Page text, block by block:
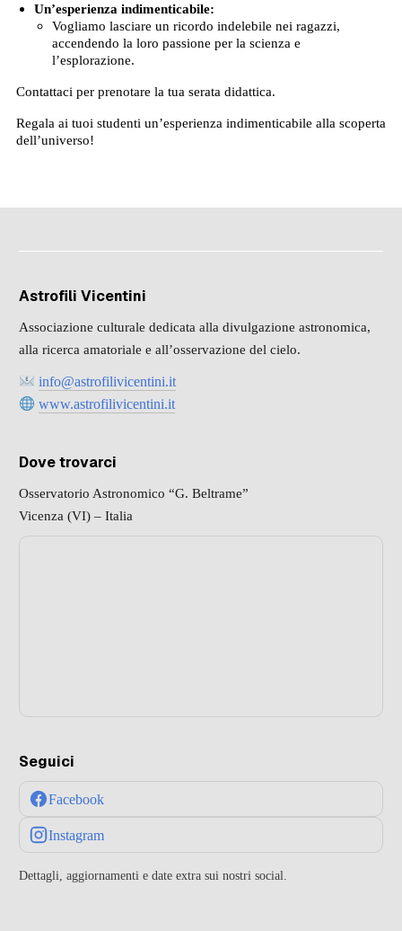
Un’esperienza indimenticabile:
Vogliamo lasciare un ricordo indelebile nei ragazzi,
accendendo la loro passione per la scienza e
l’esplorazione.
Contattaci per prenotare la tua serata didattica.
Regala ai tuoi studenti un’esperienza indimenticabile alla scoperta
dell’universo!
Astrofili Vicentini
Associazione culturale dedicata alla divulgazione astronomica,
alla ricerca amatoriale e all’osservazione del cielo.
info@astrofilivicentini.it
www.astrofilivicentini.it
Dove trovarci
Osservatorio Astronomico “G. Beltrame”
Vicenza (VI) – Italia
Seguici
Facebook
Instagram
Dettagli, aggiornamenti e date extra sui nostri social.